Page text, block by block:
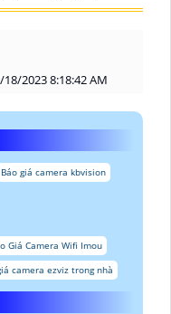
18/2023 8:18:42 AM
Báo giá camera kbvision
Giá Camera Wifi Imou
camera ezviz trong nhà